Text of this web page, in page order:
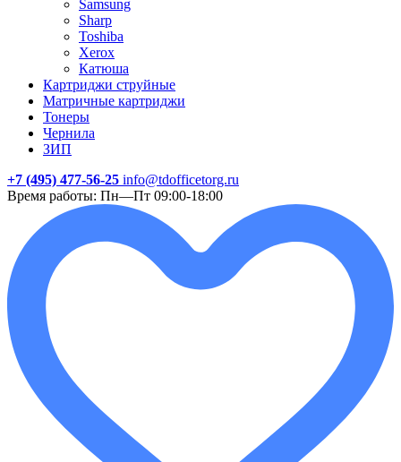
Samsung
Sharp
Toshiba
Xerox
Катюша
Картриджи струйные
Матричные картриджи
Тонеры
Чернила
ЗИП
+7 (495) 477-56-25 info@tdofficetorg.ru
Время работы: Пн—Пт 09:00-18:00